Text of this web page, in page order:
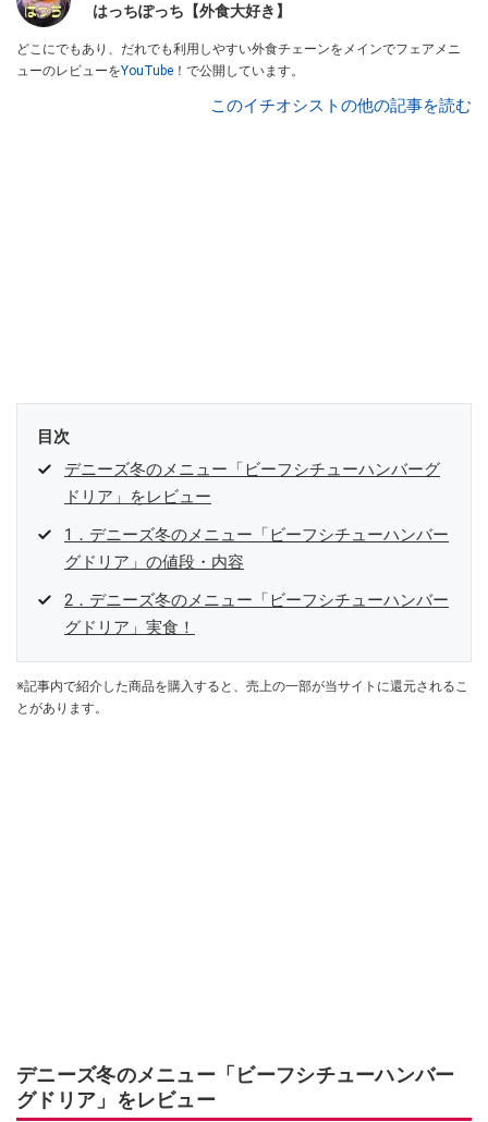
はっちぽっち【外食大好き】
どこにでもあり、だれでも利用しやすい外食チェーンをメインでフェアメニ
ューのレビューをYouTube ！で公開しています。
このイチオシストの他の記事を読む
目次
デニーズ冬のメニュー「ビーフシチューハンバーグ
ドリア」をレビュー
1．デニーズ冬のメニュー「ビーフシチューハンバー
グドリア」の値段・内容
2．デニーズ冬のメニュー「ビーフシチューハンバー
グドリア」実食！
※記事内で紹介した商品を購入すると、売上の一部が当サイトに還元されるこ
とがあります。
デニーズ冬のメニュー「ビーフシチューハンバー
グドリア」をレビュー